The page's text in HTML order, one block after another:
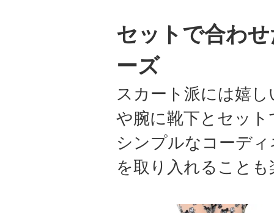
セットで合わ
ーズ
スカート派には嬉
や腕に靴下とセッ
シンプルなコーデ
を取り入れること